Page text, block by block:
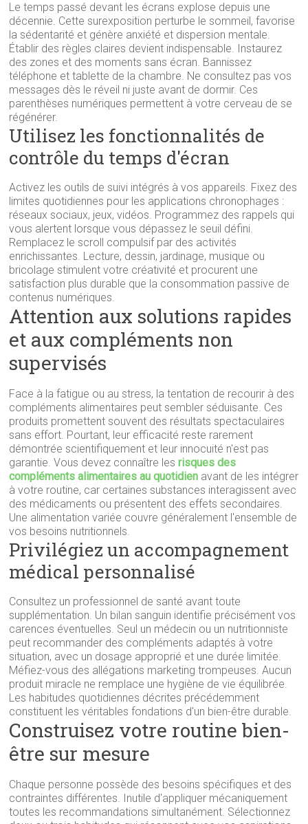
Le temps passé devant les écrans explose depuis une
décennie. Cette surexposition perturbe le sommeil, favorise
la sédentarité et génère anxiété et dispersion mentale.
Établir des règles claires devient indispensable. Instaurez
des zones et des moments sans écran. Bannissez
téléphone et tablette de la chambre. Ne consultez pas vos
messages dès le réveil ni juste avant de dormir. Ces
parenthèses numériques permettent à votre cerveau de se
régénérer.
Utilisez les fonctionnalités de
contrôle du temps d'écran
Activez les outils de suivi intégrés à vos appareils. Fixez des
limites quotidiennes pour les applications chronophages :
réseaux sociaux, jeux, vidéos. Programmez des rappels qui
vous alertent lorsque vous dépassez le seuil défini.
Remplacez le scroll compulsif par des activités
enrichissantes. Lecture, dessin, jardinage, musique ou
bricolage stimulent votre créativité et procurent une
satisfaction plus durable que la consommation passive de
contenus numériques.
Attention aux solutions rapides
et aux compléments non
supervisés
Face à la fatigue ou au stress, la tentation de recourir à des
compléments alimentaires peut sembler séduisante. Ces
produits promettent souvent des résultats spectaculaires
sans effort. Pourtant, leur efficacité reste rarement
démontrée scientifiquement et leur innocuité n'est pas
garantie. Vous devez connaître lesrisques des
compléments alimentaires au quotidien avant de les intégrer
à votre routine, car certaines substances interagissent avec
des médicaments ou présentent des effets secondaires.
Une alimentation variée couvre généralement l'ensemble de
vos besoins nutritionnels.
Privilégiez un accompagnement
médical personnalisé
Consultez un professionnel de santé avant toute
supplémentation. Un bilan sanguin identifie précisément vos
carences éventuelles. Seul un médecin ou un nutritionniste
peut recommander des compléments adaptés à votre
situation, avec un dosage approprié et une durée limitée.
Méfiez-vous des allégations marketing trompeuses. Aucun
produit miracle ne remplace une hygiène de vie équilibrée.
Les habitudes quotidiennes décrites précédemment
constituent les véritables fondations d'un bien-être durable.
Construisez votre routine bien-
être sur mesure
Chaque personne possède des besoins spécifiques et des
contraintes différentes. Inutile d'appliquer mécaniquement
toutes les recommandations simultanément. Sélectionnez